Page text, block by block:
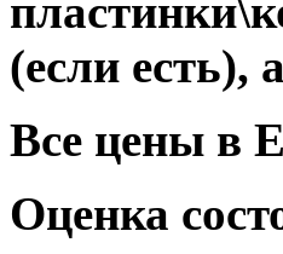
(если
Все цены в
Оценка